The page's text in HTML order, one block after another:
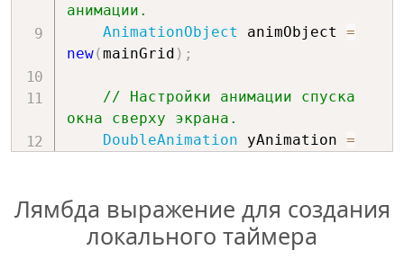
анимации.
AnimationObject animObject =
new(mainGrid ) ;
// Настройки анимации спуска
окна сверху экрана.
DoubleAnimation yAnimation =
        From
= fromY,
        To
        Duration
= new
Лямбда выражение для создания
локального таймера